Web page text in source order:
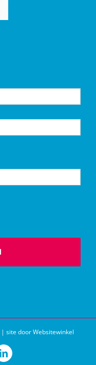
| site door Websitewinkel
LinkedIn